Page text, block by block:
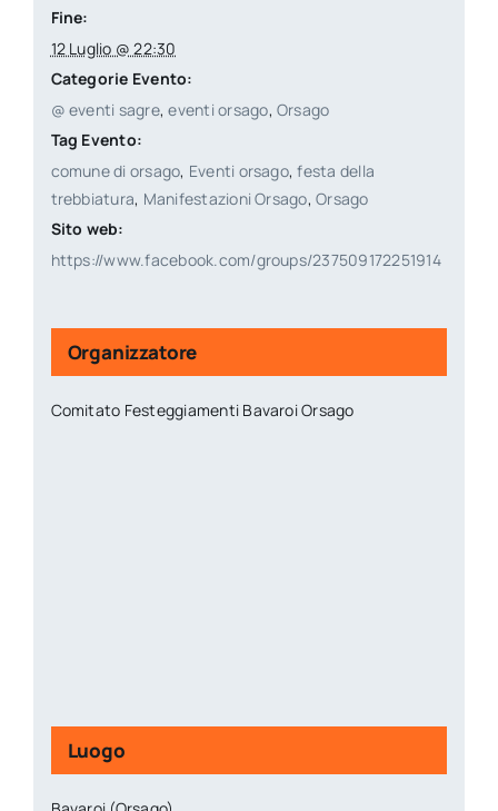
Fine:
12 Luglio @ 22:30
Categorie Evento:
@ eventi sagre,eventi orsago, Orsago
Tag Evento:
comune di orsago, Eventi orsago,festa della
trebbiatura, Manifestazioni Orsago,Orsago
Sito web:
https://www.facebook.com/groups/237509172251914
Organizzatore
Comitato Festeggiamenti Bavaroi Orsago
Luogo